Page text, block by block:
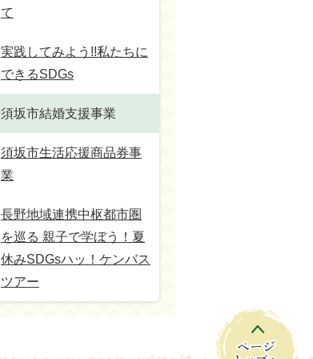
て
実践してみよう!!私たちに
できるSDGs
須坂市結婚支援事業
須坂市生活応援商品券事
業
長野地域連携中枢都市圏
を巡る 親子で学ぼう！夏
休みSDGsハッ！ケンバス
ツアー